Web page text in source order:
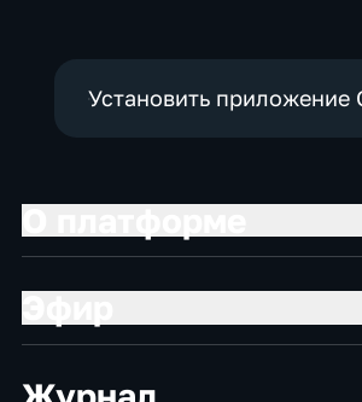
Установить приложение